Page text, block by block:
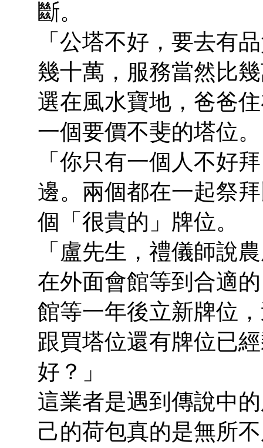
斷。
「公塔不好，要去有
幾十萬，服務當然比
選在風水寶地，爸爸
一個要價不斐的塔位。
「你只有一個人不好
邊。兩個都在一起祭
個「很貴的」牌位。
「盧先生，禮儀師說
在外面會館等到合適
館等一年後立新牌位
跟買塔位還有牌位已
好？」
這業者是遇到傳說中
己的荷包真的是無所